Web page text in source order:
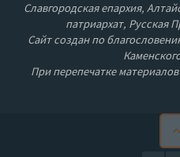
Славгородская епархия,
патриархат, Русская
Сайт создан по
При перепечатке